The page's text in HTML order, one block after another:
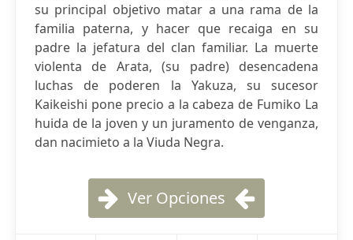
su principal objetivo matar a una rama de la
familia paterna, y hacer que recaiga en su
padre la jefatura del clan familiar. La muerte
violenta de Arata, (su padre) desencadena
luchas de poderen la Yakuza, su sucesor
Kaikeishi pone precio a la cabeza de Fumiko La
huida de la joven y un juramento de venganza,
dan nacimieto a la Viuda Negra.
Ver Opciones